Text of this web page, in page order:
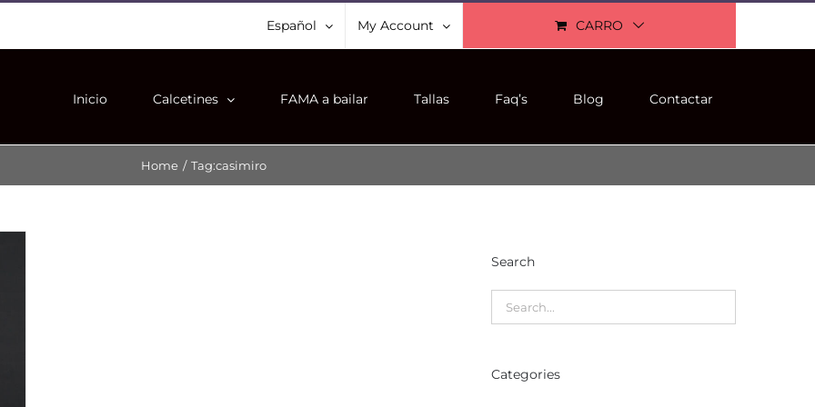
Español My Account CARRO
Inicio Calcetines FAMA a bailar Tallas Faq’s Blog Contactar
Home / Tag:casimiro
Search
Categories